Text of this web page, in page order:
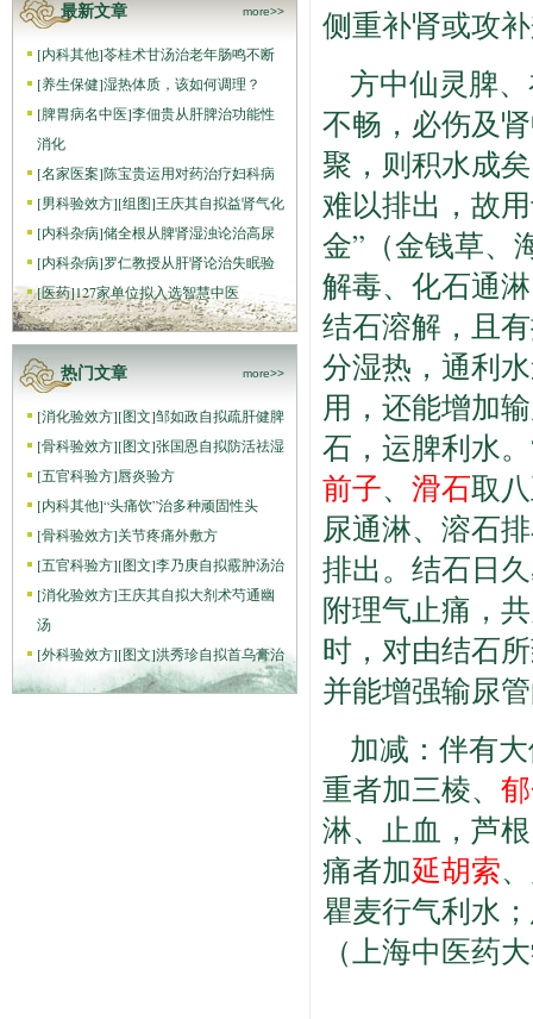
最新文章 more>>
[内科其他]苓桂术甘汤治老年肠鸣不断
[养生保健]湿热体质，该如何调理？
[脾胃病名中医]李佃贵从肝脾治功能性
消化
[名家医案]陈宝贵运用对药治疗妇科病
[男科验效方][组图]王庆其自拟益肾气化
[内科杂病]储全根从脾肾湿浊论治高尿
[内科杂病]罗仁教授从肝肾论治失眠验
[医药]127家单位拟入选智慧中医
热门文章 more>>
[消化验效方][图文]邹如政自拟疏肝健脾
[骨科验效方][图文]张国恩自拟防活祛湿
[五官科验方]唇炎验方
[内科其他]“头痛饮”治多种顽固性头
[骨科验效方]关节疼痛外敷方
[五官科验方][图文]李乃庚自拟霰肿汤治
[消化验效方]王庆其自拟大剂术芍通幽
汤
[外科验效方][图文]洪秀珍自拟首乌膏治
侧重补肾或攻
方中仙灵脾
不畅，必伤及
聚，则积水成
难以排出，故
金”（金钱草、
解毒、化石通
结石溶解，且
分湿热，通利
用，还能增加
石，运脾利水
前子、 滑石取
尿通淋、溶石
排出。结石日
附理气止痛，
时，对由结石
并能增强输尿
加减：伴有
重者加三棱、
淋、止血，芦
痛者加延胡索
瞿麦行气利水
（上海中医药